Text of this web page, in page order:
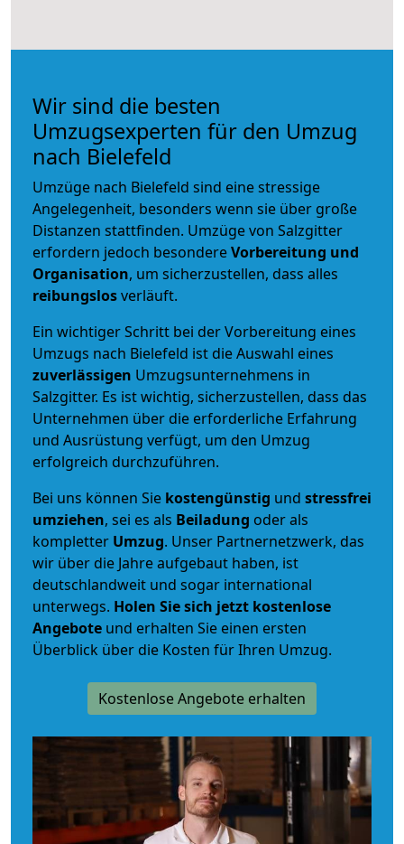
Wir sind die besten
Umzugsexperten für den Umzug
nach Bielefeld
Umzüge nach Bielefeld sind eine stressige
Angelegenheit, besonders wenn sie über große
Distanzen stattfinden. Umzüge von Salzgitter
erfordern jedoch besondereVorbereitung und
Organisation, um sicherzustellen, dass alles
reibungslosverläuft.
Ein wichtiger Schritt bei der Vorbereitung eines
Umzugs nach Bielefeld ist die Auswahl eines
zuverlässigen Umzugsunternehmens in
Salzgitter. Es ist wichtig, sicherzustellen, dass das
Unternehmen über die erforderliche Erfahrung
und Ausrüstung verfügt, um den Umzug
erfolgreich durchzuführen.
Bei uns können Sie kostengünstig und stressfrei
umziehen, sei es als Beiladung oder als
kompletter Umzug. Unser Partnernetzwerk, das
wir über die Jahre aufgebaut haben, ist
deutschlandweit und sogar international
unterwegs. Holen Sie sich jetzt kostenlose
Angebote und erhalten Sie einen ersten
Überblick über die Kosten für Ihren Umzug.
Kostenlose Angebote erhalten